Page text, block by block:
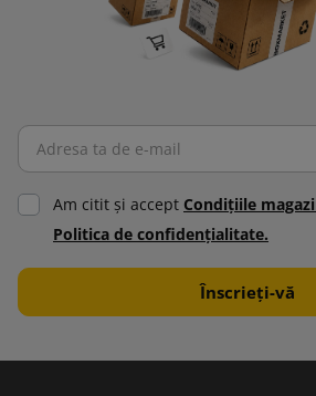
Am citit şi accept Condiţiile
Politica de confidenţialitate.